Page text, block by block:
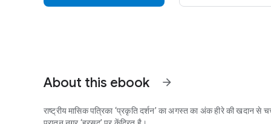
About this ebook arrow_forward
राष्ट्रीय मासिक पत्रिका ‘प्रकृति दर्शन’ का अगस्त का अंक हीरे की खदान